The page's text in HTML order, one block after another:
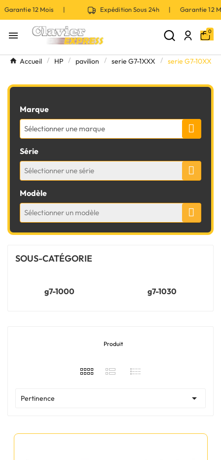
12 Mois | Expédition Sous 24h | Garantie
 0
Accueil HP pavilion serie G7-1XXX serie G7-10XX
Marque
Sélectionner une marque
Série
Sélectionner une série
Modèle
Sélectionner un modèle
SOUS-CATÉGORIE
g7-1000 g7-1030
Produit
Pertinence 